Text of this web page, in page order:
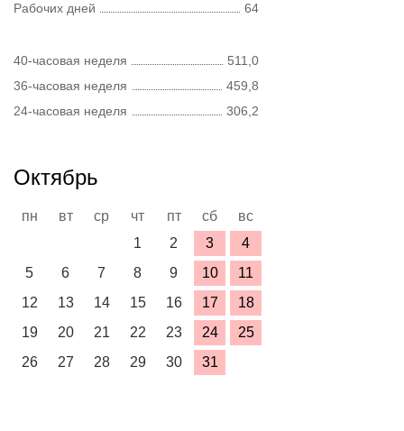
Рабочих дней
64
40-часовая неделя
511,0
36-часовая неделя
459,8
24-часовая неделя
306,2
Октябрь
пн вт ср чт пт сб
вс
1
2 3
4
5
6 7 8 9 10
11
12
13 14 15 16 17
18
19
20 21 22 23 24
25
26
27 28 29 30 31